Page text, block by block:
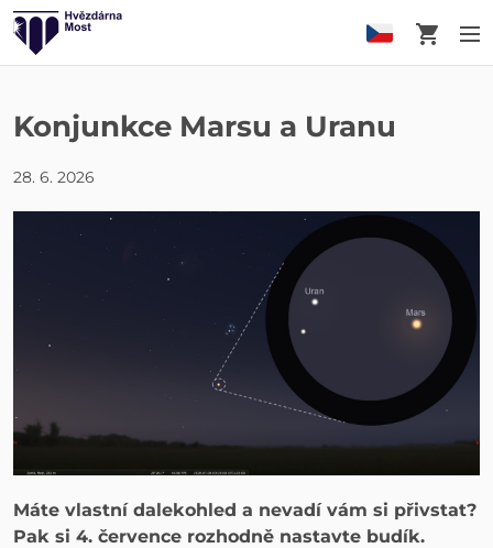
Košík
Konjunkce Marsu a Uranu
28. 6. 2026
Máte vlastní dalekohled a nevadí vám si přivstat?
Pak si 4. července rozhodně nastavte budík.